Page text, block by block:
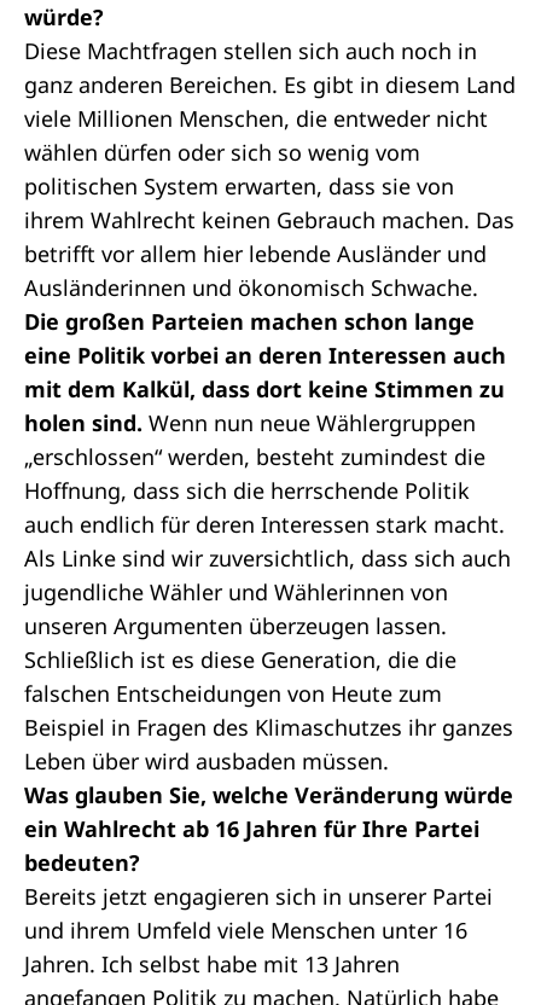
würde?
Diese Machtfragen stellen sich auch noch in
ganz anderen Bereichen. Es gibt in diesem Land
viele Millionen Menschen, die entweder nicht
wählen dürfen oder sich so wenig vom
politischen System erwarten, dass sie von
ihrem Wahlrecht keinen Gebrauch machen. Das
betrifft vor allem hier lebende Ausländer und
Ausländerinnen und ökonomisch Schwache.
Die großen Parteien machen schon lange
eine Politik vorbei an deren Interessen auch
mit dem Kalkül, dass dort keine Stimmen zu
holen sind. Wenn nun neue Wählergruppen
„erschlossen“ werden, besteht zumindest die
Hoffnung, dass sich die herrschende Politik
auch endlich für deren Interessen stark macht.
Als Linke sind wir zuversichtlich, dass sich auch
jugendliche Wähler und Wählerinnen von
unseren Argumenten überzeugen lassen.
Schließlich ist es diese Generation, die die
falschen Entscheidungen von Heute zum
Beispiel in Fragen des Klimaschutzes ihr ganzes
Leben über wird ausbaden müssen.
Was glauben Sie, welche Veränderung würde
ein Wahlrecht ab 16 Jahren für Ihre Partei
bedeuten?
Bereits jetzt engagieren sich in unserer Partei
und ihrem Umfeld viele Menschen unter 16
Jahren. Ich selbst habe mit 13 Jahren
angefangen Politik zu machen. Natürlich habe